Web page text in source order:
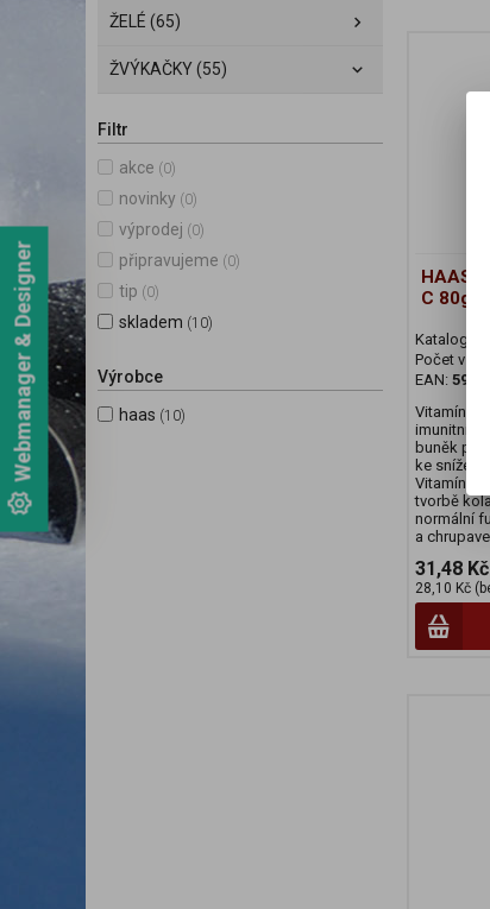
Webmanager & Designer
ŽELÉ (65)
ŽVÝKAČKY (55)
Filtr
akce (0)
novinky (0)
výprodej (0)
připravujeme (0)
tip (0)
skladem (10)
Výrobce
haas (10)
HAAS
C 80g/
Počet v
EAN:
Vitamín C
imunitního
buněk
ke snížení
Vitamín C
tvorbě
normální
a
31,48 Kč
28,10 Kč